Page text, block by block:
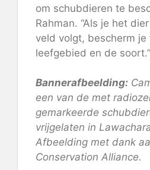
om schubdieren te
Rahman. “Als je het
veld volgt, bescherm
leefgebied en de soort.”
Bannerafbeelding:
een van de met
gemarkeerde
vrijgelaten in
Afbeelding met dank
Conservation Alliance.